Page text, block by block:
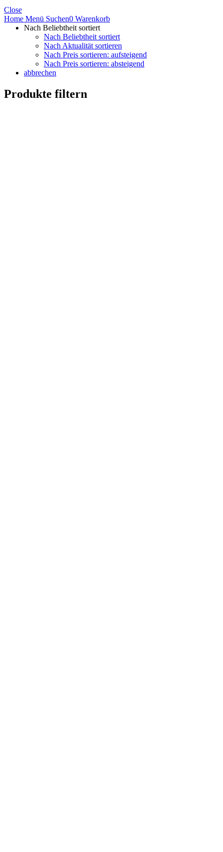
Close
Home Menü Suchen0 Warenkorb
Nach Beliebtheit sortiert
Nach Beliebtheit sortiert
Nach Aktualität sortieren
Nach Preis sortieren: aufsteigend
Nach Preis sortieren: absteigend
abbrechen
Produkte filtern